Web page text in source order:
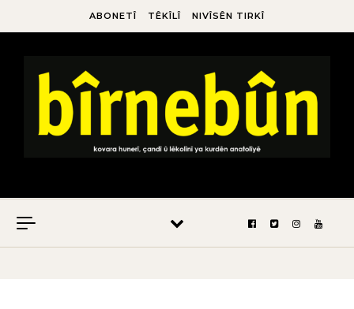
ABONETÎ TÊKÎLÎ NIVÎSÊN TIRKÎ